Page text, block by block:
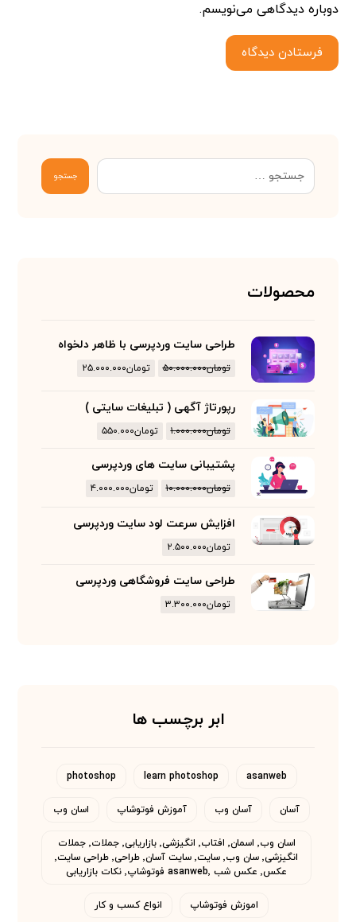
دوباره دیدگاهی می‌نویسم.
فرستادن دیدگاه
جستجو
محصولات
طراحی سایت وردپرسی با ظاهر دلخواه
تومان۵۰.۰۰۰.۰۰۰ تومان۲۵.۰۰۰.۰۰۰
رپورتاژ آگهی ( تبلیغات سایتی )
تومان۱.۰۰۰.۰۰۰ تومان۵۵۰.۰۰۰
پشتیبانی سایت های وردپرسی
تومان۱۰.۰۰۰.۰۰۰ تومان۴.۰۰۰.۰۰۰
افزایش سرعت لود سایت وردپرسی
تومان۲.۵۰۰.۰۰۰
طراحی سایت فروشگاهی وردپرسی
تومان۳.۳۰۰.۰۰۰
ابر برچسب ها
asanweb
learn photoshop
photoshop
آسان آسان وب آموزش فوتوشاپ اسان وب
اسان وب٬ اسمان٬ افتاب٬ انگیزشی٬ بازاریابی٬ جملات٬ جملات
انگیزشی٬ سان وب٬ سایت٬ سایت آسان٬ طراحی٬ طراحی سایت٬
عکس٬ عکس شب asanweb٬ فوتوشاپ٬ نکات بازاریابی
اموزش فوتوشاپ انواع کسب و کار